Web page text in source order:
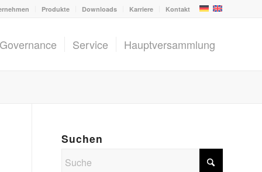
Produkte Downloads Karriere Kontakt
Service Hauptversammlung
Suchen